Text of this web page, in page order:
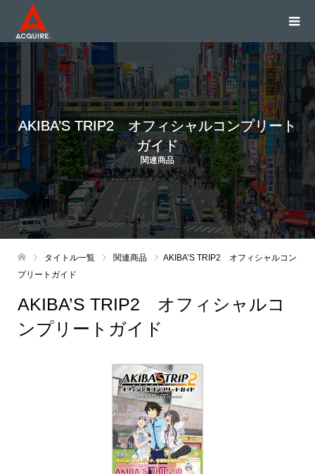
AKIBA’S TRIP2 オフィシャルコンプリート
ガイド
関連商品
タイトル一覧 関連商品
AKIBA’S TRIP2 オフィシャルコン
プリートガイド
AKIBA’S TRIP2 オフィシャルコ
ンプリートガイド